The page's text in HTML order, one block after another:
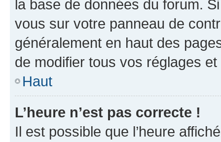
la base de données du forum.
vous sur votre panneau de
généralement en haut des
de modifier tous vos réglages
Haut
L’heure n’est pas correcte !
Il est possible que l’heure